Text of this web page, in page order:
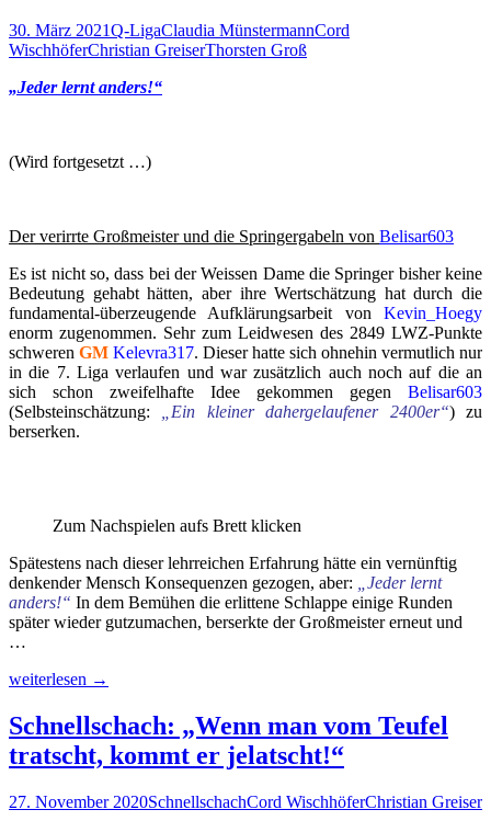
30. März 2021Q-LigaClaudia MünstermannCord
WischhöferChristian GreiserThorsten Groß
„Jeder lernt anders!“
(Wird fortgesetzt …)
Der verirrte Großmeister und die Springergabeln von Belisar603
Es ist nicht so, dass bei der Weissen Dame die Springer bisher keine
Bedeutung gehabt hätten, aber ihre Wertschätzung hat durch die
fundamental-überzeugende Aufklärungsarbeit von Kevin_Hoegy
enorm zugenommen. Sehr zum Leidwesen des 2849 LWZ-Punkte
schweren GM Kelevra317. Dieser hatte sich ohnehin vermutlich nur
in die 7. Liga verlaufen und war zusätzlich auch noch auf die an
sich schon zweifelhafte Idee gekommen gegen Belisar603
(Selbsteinschätzung:
„Ein kleiner dahergelaufener 2400er“) zu
berserken.
Zum Nachspielen aufs Brett klicken
Spätestens nach dieser lehrreichen Erfahrung hätte ein vernünftig
denkender Mensch Konsequenzen gezogen, aber:
„Jeder lernt
anders!“ In dem Bemühen die erlittene Schlappe einige Runden
später wieder gutzumachen, berserkte der Großmeister erneut und
…
Q-
(R100):
Große
Aufstiegsfreude
großen
WeDa-
weiterlesen →
Schnellschach: „Wenn man vom Teufel
tratscht, kommt er jelatscht!“
27. November 2020SchnellschachCord WischhöferChristian Greiser